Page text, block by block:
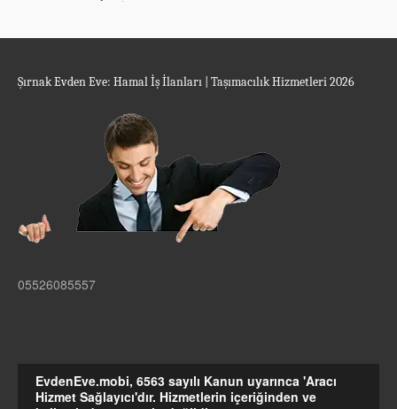
Şırnak Evden Eve: Hamal İş İlanları | Taşımacılık Hizmetleri 2026
05526085557
EvdenEve.mobi, 6563 sayılı Kanun uyarınca 'Aracı
Hizmet Sağlayıcı'dır. Hizmetlerin içeriğinden ve